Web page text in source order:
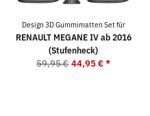
Design 3D Gummimatten Set für
RENAULT MEGANE IV ab 2016
(Stufenheck)
59,95 € 44,95 €*